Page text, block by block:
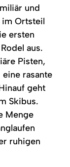
und
Ortsteil
ersten
aus.
Pisten,
rasante
geht
Skibus.
Menge
ruhigen